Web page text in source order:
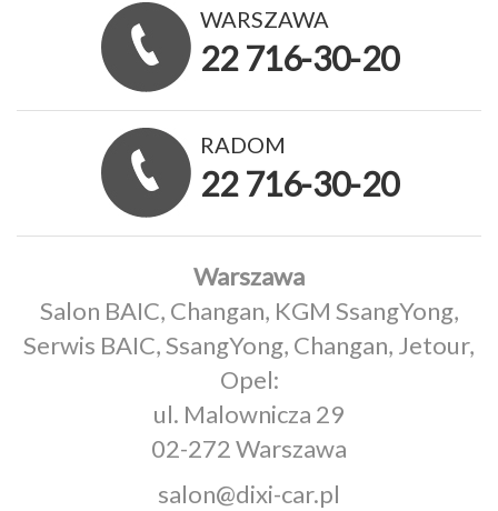
WARSZAWA
22 716-30-20
RADOM
22 716-30-20
Warszawa
Salon BAIC, Changan, KGM SsangYong,
Serwis BAIC, SsangYong, Changan, Jetour,
Opel:
ul. Malownicza 29
02-272 Warszawa
salon@dixi-car.pl